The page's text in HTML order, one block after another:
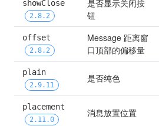
showClose
2.8.2
是否显示关闭按
钮
offset
2.8.2
Message 距离窗
口顶部的偏移量
plain
2.9.11
是否纯色
placement
2.11.0
消息放置位置